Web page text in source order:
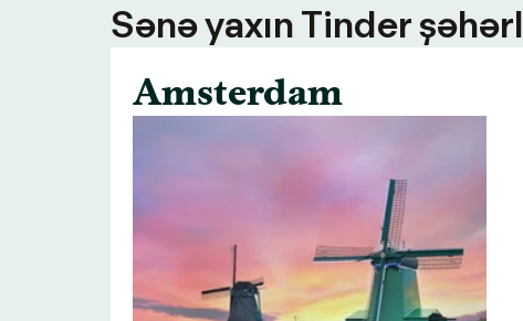
Sənə yaxın Tinder
Amsterdam